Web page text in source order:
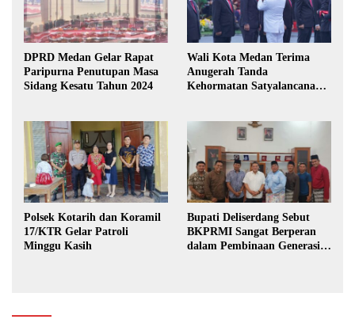
DPRD Medan Gelar Rapat
Paripurna Penutupan Masa
Sidang Kesatu Tahun 2024
Wali Kota Medan Terima
Anugerah Tanda
Kehormatan Satyalancana
Polsek Kotarih dan Koramil
17/KTR Gelar Patroli
Minggu Kasih
Bupati Deliserdang Sebut
BKPRMI Sangat Berperan
dalam Pembinaan Generasi